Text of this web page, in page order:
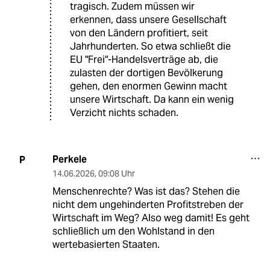
tragisch. Zudem müssen wir
erkennen, dass unsere Gesellschaft
von den Ländern profitiert, seit
Jahrhunderten. So etwa schließt die
EU "Frei"-Handelsverträge ab, die
zulasten der dortigen Bevölkerung
gehen, den enormen Gewinn macht
unsere Wirtschaft. Da kann ein wenig
Verzicht nichts schaden.
P Perkele
14.06.2026, 09:08 Uhr
Menschenrechte? Was ist das? Stehen die
nicht dem ungehinderten Profitstreben der
Wirtschaft im Weg? Also weg damit! Es geht
schließlich um den Wohlstand in den
wertebasierten Staaten.